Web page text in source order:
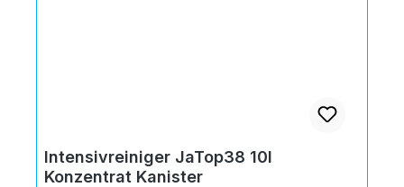
Intensivreiniger JaTop38 10l
Konzentrat Kanister